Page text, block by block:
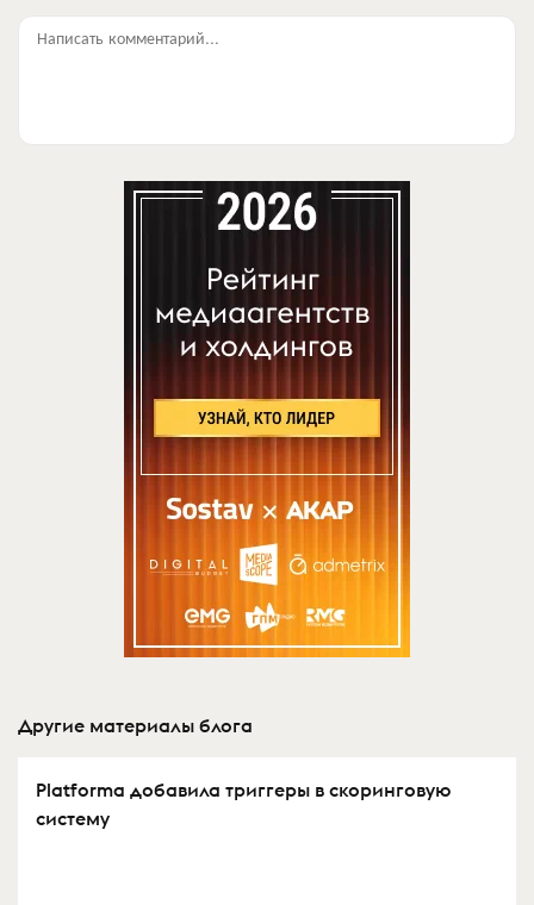
Написать комментарий...
Другие материалы блога
Platforma добавила триггеры в скоринговую
систему